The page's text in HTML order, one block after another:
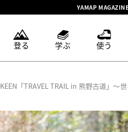
YAMAP
登る 学ぶ 使う
KEEN「TRAVEL TRAIL in 熊野古道」〜